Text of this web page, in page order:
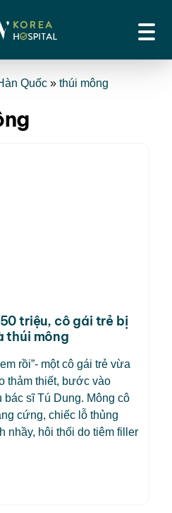
Quốc » thúi mông
triệu, cô gái trẻ bị
thúi mông
rồi”- một cô gái trẻ vừa
thảm thiết, bước vào
bác sĩ Tú Dung. Mông cô
cứng, chiếc lỗ thủng
nhầy, hôi thối do tiêm filler